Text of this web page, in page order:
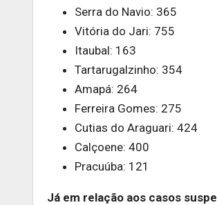
Serra do Navio: 365
Vitória do Jari: 755
Itaubal: 163
Tartarugalzinho: 354
Amapá: 264
Ferreira Gomes: 275
Cutias do Araguari: 424
Calçoene: 400
Pracuúba: 121
Já em relação aos casos